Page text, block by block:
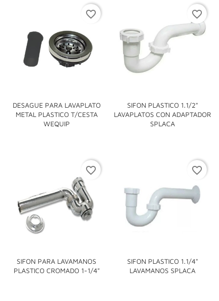
DESAGUE PARA LAVAPLATO
METAL PLASTICO T/CESTA
WEQUIP
favorite_border
SIFON PLASTICO 1.1/2"
LAVAPLATOS CON ADAPTADOR
SPLACA
favorite_border
SIFON PARA LAVAMANOS
PLASTICO CROMADO 1-1/4"
favorite_border
SIFON PLASTICO 1.1/4"
LAVAMANOS SPLACA
favorite_border